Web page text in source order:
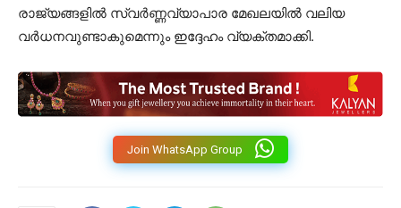
രാജ്യങ്ങളിൽ സ്വർണ്ണവ്യാപാര മേഖലയിൽ വലിയ
വർധനവുണ്ടാകുമെന്നും ഇദ്ദേഹം വ്യക്തമാക്കി.
Join WhatsApp Group